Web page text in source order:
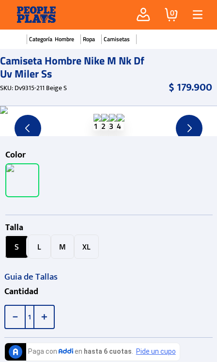
0
Hombre Ropa Camisetas
Camiseta Hombre Nike M Nk Df
Uv Miler Ss
SKU:Dv9315-211 Beige S $179.900
Color
Talla
S L M XL
Guia de Tallas
Cantidad
＋
－